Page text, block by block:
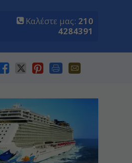
Καλέστε μας: 210
4284391